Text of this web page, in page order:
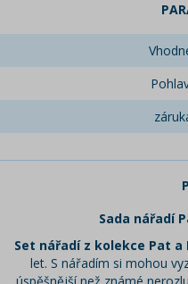
Sada nářadí
Set nářadí z kolekce Pat a
let. S nářadím si mohou